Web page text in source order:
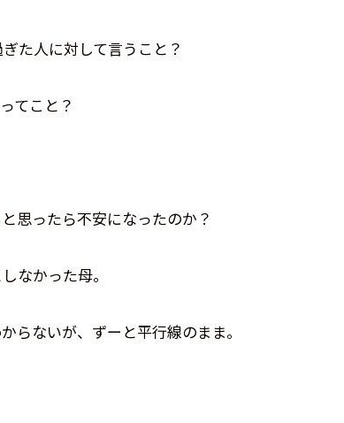
た人に対して言うこと？
てこと？
思ったら不安になったのか？
なかった母。
らないが、ずーと平行線のまま。